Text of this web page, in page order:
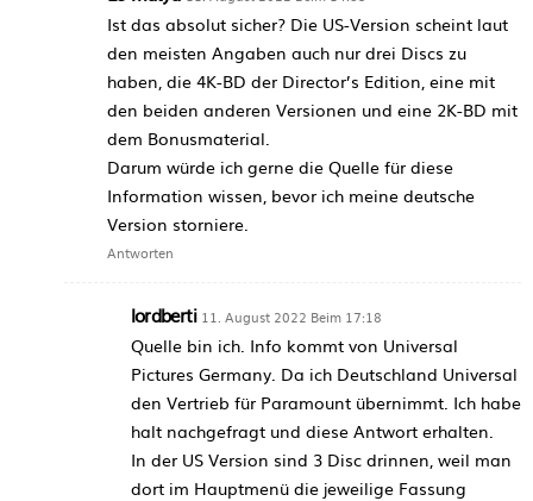
Ist das absolut sicher? Die US-Version scheint laut
den meisten Angaben auch nur drei Discs zu
haben, die 4K-BD der Director’s Edition, eine mit
den beiden anderen Versionen und eine 2K-BD mit
dem Bonusmaterial.
Darum würde ich gerne die Quelle für diese
Information wissen, bevor ich meine deutsche
Version storniere.
Antworten
lordberti 11. August 2022 Beim 17:18
Quelle bin ich. Info kommt von Universal
Pictures Germany. Da ich Deutschland Universal
den Vertrieb für Paramount übernimmt. Ich habe
halt nachgefragt und diese Antwort erhalten.
In der US Version sind 3 Disc drinnen, weil man
dort im Hauptmenü die jeweilige Fassung